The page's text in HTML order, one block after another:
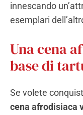
innescando
esemplari
Una cena
base di
Se volete
cena afrodisiaca